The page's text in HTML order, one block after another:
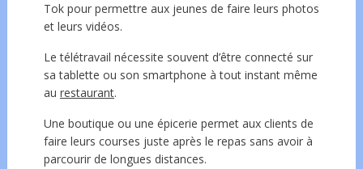
Tok pour permettre aux jeunes de faire leurs photos
et leurs vidéos.
Le télétravail nécessite souvent d’être connecté sur
sa tablette ou son smartphone à tout instant même
au restaurant.
Une boutique ou une épicerie permet aux clients de
faire leurs courses juste après le repas sans avoir à
parcourir de longues distances.